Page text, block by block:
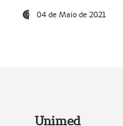
04 de Maio de 2021
Unimed